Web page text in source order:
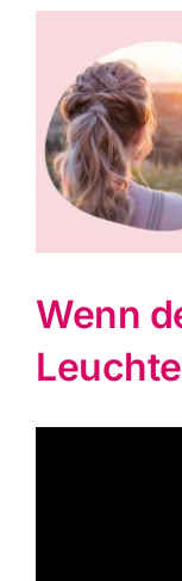
grösseres
Bild
Wenn